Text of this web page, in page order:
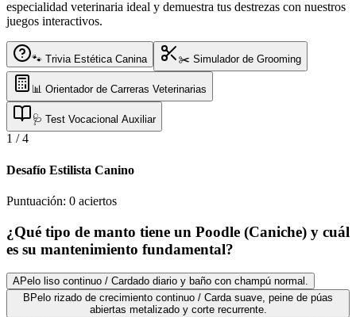
especialidad veterinaria ideal y demuestra tus destrezas con nuestros
juegos interactivos.
🐾 Trivia Estética Canina ✂️ Simulador de Grooming
📊 Orientador de Carreras Veterinarias
🩺 Test Vocacional Auxiliar
1 /4
Desafío Estilista Canino
Puntuación: 0 aciertos
¿Qué tipo de manto tiene un Poodle (Caniche) y cuál
es su mantenimiento fundamental?
APelo liso continuo / Cardado diario y baño con champú normal.
B Pelo rizado de crecimiento continuo / Carda suave, peine de púas
abiertas metalizado y corte recurrente.